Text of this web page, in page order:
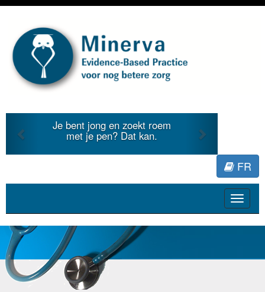
Je duidt internationale
literatuur voor Minerva.
Previous
FR
Toggle